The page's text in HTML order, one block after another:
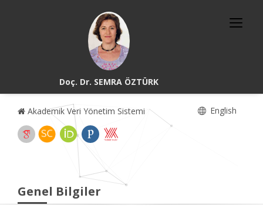
Doç. Dr. SEMRA ÖZTÜRK
Akademik Veri Yönetim Sistemi English
Genel Bilgiler